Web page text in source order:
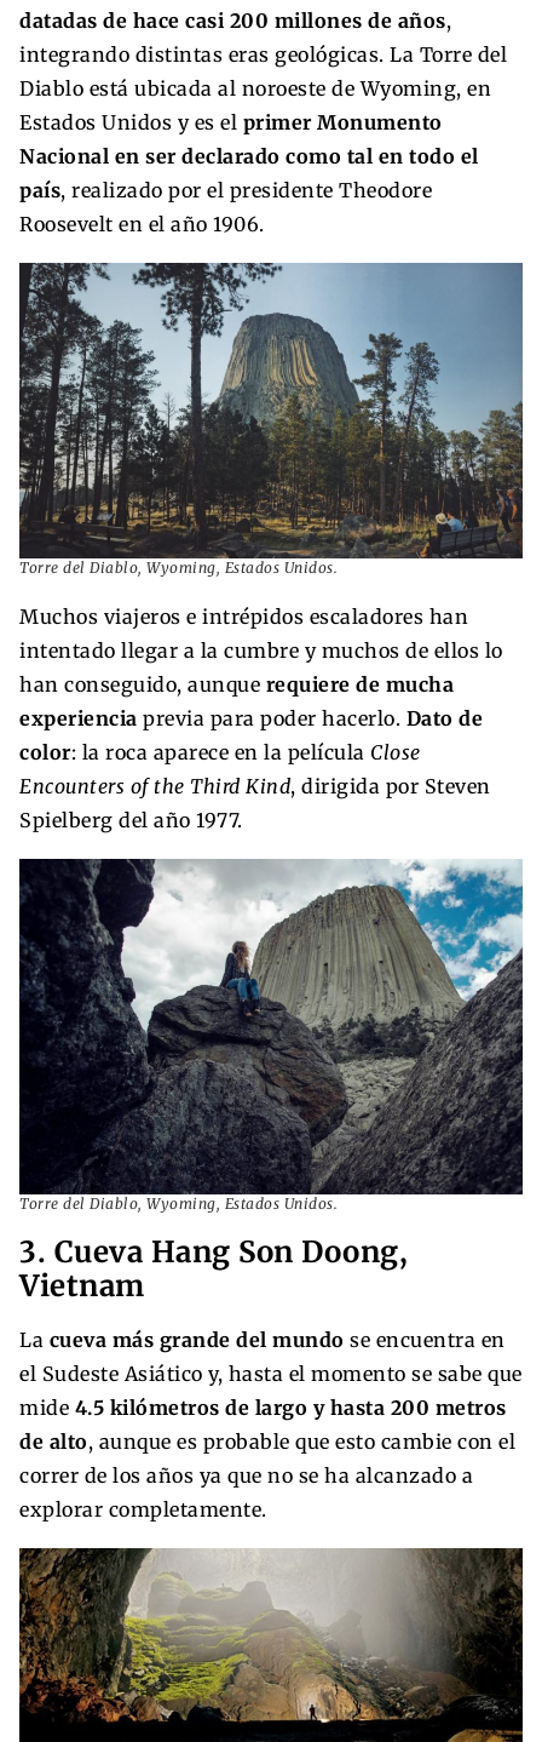
datadas de hace casi 200 millones de años,
integrando distintas eras geológicas. La Torre del
Diablo está ubicada al noroeste de Wyoming, en
Estados Unidos y es el primer Monumento
Nacional en ser declarado como tal en todo el
país, realizado por el presidente Theodore
Roosevelt en el año 1906.
Torre del Diablo, Wyoming, Estados Unidos.
Muchos viajeros e intrépidos escaladores han
intentado llegar a la cumbre y muchos de ellos lo
han conseguido, aunque requiere de mucha
experiencia previa para poder hacerlo. Dato de
color: la roca aparece en la película Close
Encounters of the Third Kind, dirigida por Steven
Spielberg del año 1977.
Torre del Diablo, Wyoming, Estados Unidos.
3. Cueva Hang Son Doong,
Vietnam
La cueva más grande del mundo se encuentra en
el Sudeste Asiático y, hasta el momento se sabe que
mide 4.5 kilómetros de largo y hasta 200 metros
de alto, aunque es probable que esto cambie con el
correr de los años ya que no se ha alcanzado a
explorar completamente.